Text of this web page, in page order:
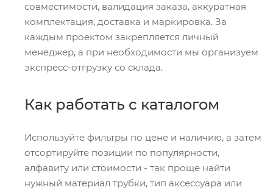
совместимости, валидация заказа, аккуратная
комплектация, доставка и маркировка. За
каждым проектом закрепляется личный
менеджер, а при необходимости мы организуем
экспресс-отгрузку со склада.
Как работать с каталогом
Используйте фильтры по цене и наличию, а затем
отсортируйте позиции по популярности,
алфавиту или стоимости - так проще найти
нужный материал трубки, тип аксессуара или